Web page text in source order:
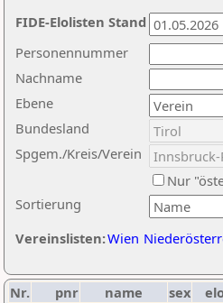
Nachname
Ebene
Sortierung
Personennummer
Bundesland
Spgem./Kreis/Verein
Nur
Vereinslisten:Wien
FIDE-Elolisten Stand
Nr. pnr name sex